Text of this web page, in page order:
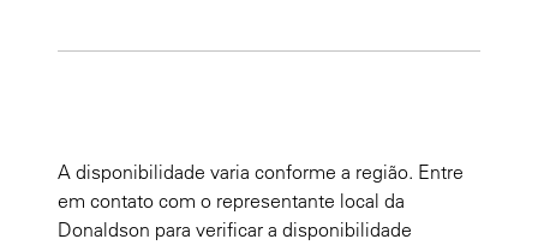
A disponibilidade varia conforme a região. Entre
em contato com o representante local da
Donaldson para verificar a disponibilidade